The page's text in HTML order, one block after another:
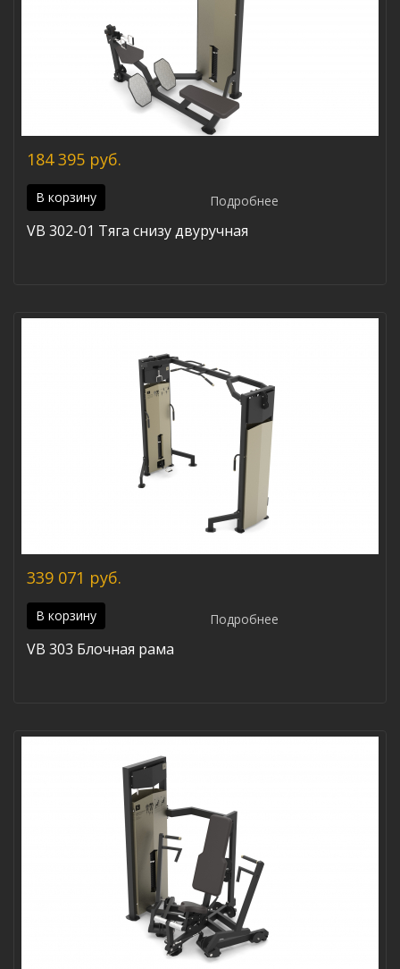
184 395 руб.
В корзину Подробнее
VB 302-01 Тяга снизу двуручная
339 071 руб.
В корзину Подробнее
VB 303 Блочная рама